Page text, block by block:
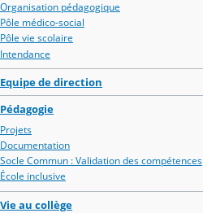
Organisation pédagogique
Pôle médico-social
Pôle vie scolaire
Intendance
Equipe de direction
Pédagogie
Projets
Documentation
Socle Commun : Validation des compétences
École inclusive
Vie au collège